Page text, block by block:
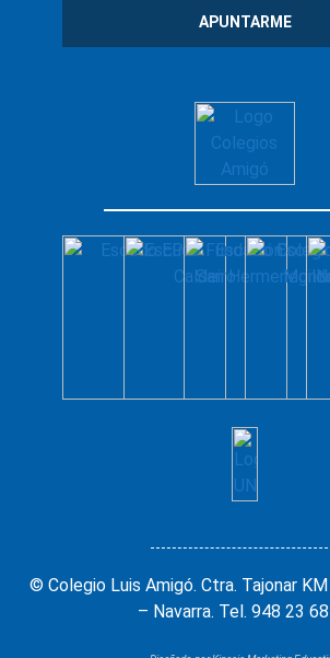
APUNTARME
© Colegio Luis Amigó. Ctra. Tajonar
– Navarra. Tel. 948 23